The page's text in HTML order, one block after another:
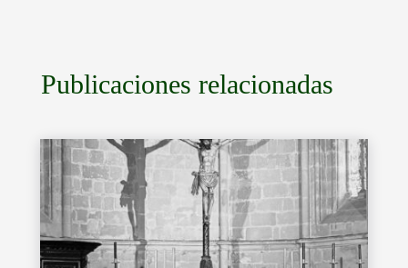
Publicaciones relacionadas